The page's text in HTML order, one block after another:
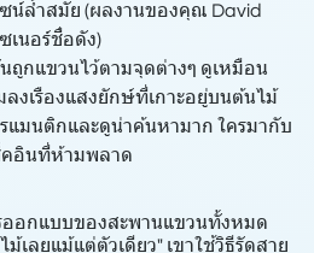
น์ล้ำสมัย (ผลงานของคุณ David
เนอร์ชื่อดัง)
ถูกแขวนไว้ตามจุดต่างๆ ดูเหมือน
ลงเรืองแสงยักษ์ที่เกาะอยู่บนต้นไม้
รแมนติกและดูน่าค้นหามาก ใครมากับ
อินที่ห้ามพลาด
ออกแบบของสะพานแขวนทั้งหมด
เลยแม้แต่ตัวเดียว" เขาใช้วิธีรัดสาย